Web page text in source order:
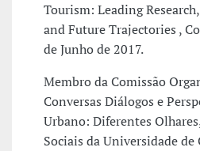
Tourism: Leading
and Future Trajectories ,
de Junho de 2017.
Membro da Comissão
Conversas Diálogos e
Urbano: Diferentes
Sociais da Universidade de